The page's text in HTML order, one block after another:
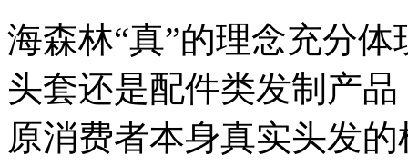
海森林“真”的理念充分
头套还是配件类发制产
原消费者本身真实头发